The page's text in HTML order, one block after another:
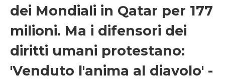
dei Mondiali in Qatar per 177
milioni. Ma i difensori dei
diritti umani protestano:
'Venduto l'anima al diavolo' -